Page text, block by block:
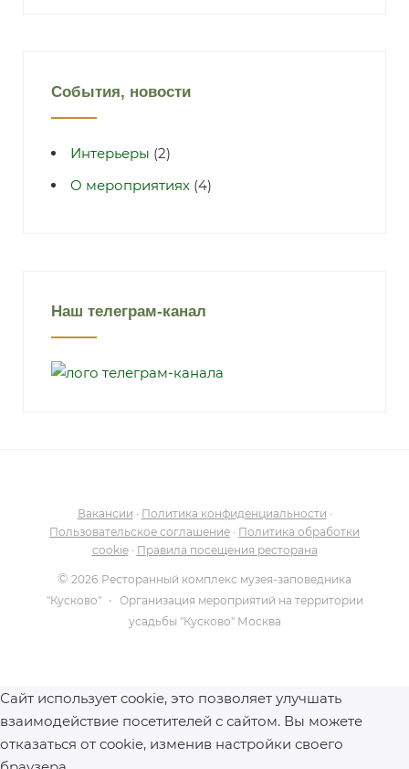
События, новости
Интерьеры (2)
О мероприятиях (4)
Наш телеграм-канал
Вакансии · Политика конфиденциальности ·
Пользовательское соглашение · Политика обработки
cookie· Правила посещения ресторана
© 2026 Ресторанный комплекс музея-заповедника
"Кусково"· Организация мероприятий на территории
усадьбы "Кусково" Москва
Сайт использует cookie, это позволяет улучшать
взаимодействие посетителей с сайтом. Вы можете
отказаться от cookie, изменив настройки своего